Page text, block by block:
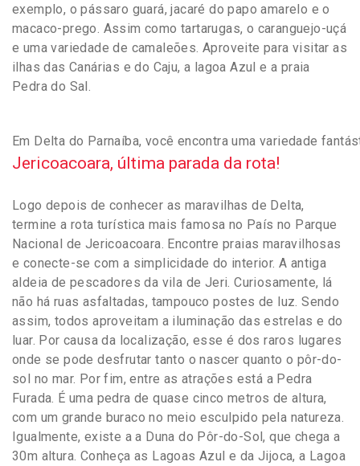
exemplo, o pássaro guará, jacaré do papo amarelo e o
macaco-prego. Assim como tartarugas, o caranguejo-uçá
e uma variedade de camaleões. Aproveite para visitar as
ilhas das Canárias e do Caju, a lagoa Azul e a praia
Pedra do Sal.
Em Delta do Parnaíba, você encontra uma variedade
Jericoacoara, última parada da rota!
Logo depois de conhecer as maravilhas de Delta,
termine a rota turística mais famosa no País no Parque
Nacional de Jericoacoara. Encontre praias maravilhosas
e conecte-se com a simplicidade do interior. A antiga
aldeia de pescadores da vila de Jeri. Curiosamente, lá
não há ruas asfaltadas, tampouco postes de luz. Sendo
assim, todos aproveitam a iluminação das estrelas e do
luar. Por causa da localização, esse é dos raros lugares
onde se pode desfrutar tanto o nascer quanto o pôr-do-
sol no mar. Por fim, entre as atrações está a Pedra
Furada. É uma pedra de quase cinco metros de altura,
com um grande buraco no meio esculpido pela natureza.
Igualmente, existe a a Duna do Pôr-do-Sol, que chega a
30m altura. Conheça as Lagoas Azul e da Jijoca, a Lagoa